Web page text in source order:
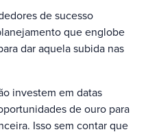
de sucesso
que englobe
dar aquela subida nas
investem em datas
de ouro para
Isso sem contar que